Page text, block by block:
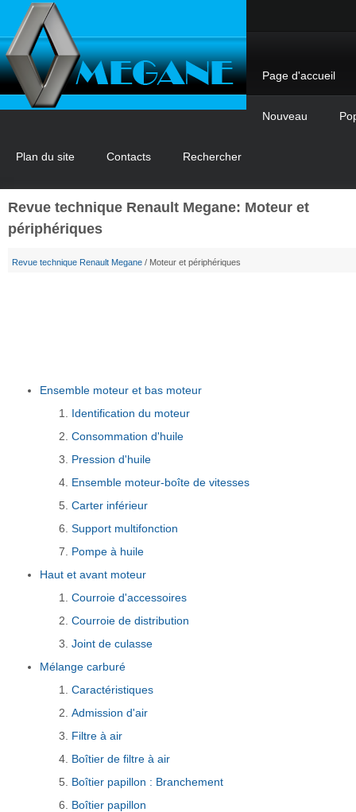
Page d'accueil
Nouveau
Plan du site Contacts Rechercher
Revue technique Renault Megane: Moteur et
périphériques
Revue technique Renault Megane / Moteur et périphériques
Ensemble moteur et bas moteur
Identification du moteur
Consommation d'huile
Pression d'huile
Ensemble moteur-boîte de vitesses
Carter inférieur
Support multifonction
Pompe à huile
Haut et avant moteur
Courroie d'accessoires
Courroie de distribution
Joint de culasse
Mélange carburé
Caractéristiques
Admission d'air
Filtre à air
Boîtier de filtre à air
Boîtier papillon : Branchement
Boîtier papillon